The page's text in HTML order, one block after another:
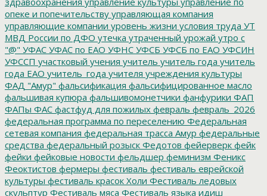
опеке и попечительству управляющая компания
управляющие компании уровень жизни условия труда УТ
МВД России по ДФО утечка утраченный урожай утро с
"@" УФАС УФАС по ЕАО УФНС УФСБ УФСБ по ЕАО УФСИН
УФССП участковый учения учитель учитель года учитель
года ЕАО учитель_года учителя учреждения культуры
ФАД "Амур" фальсификация фальсифицированное масло
фальшивая купюра фальшивомонетчики фанфурики ФАП
ФАПы ФАС фастфуд для пожилых февраль февраль_2026
федеральная программа по переселению Федеральная
сетевая компания федеральная трасса Амур федеральные
средства федеральный розыск Федотов фейерверк фейк
фейки фейковые новости фельдшер феминизм Феникс
Феоктистов фермеры фестиваль фестиваль еврейской
культуры фестиваль красок Холи Фестиваль ледовых
скульптур Фестиваль мяса Фестиваль языка идиш